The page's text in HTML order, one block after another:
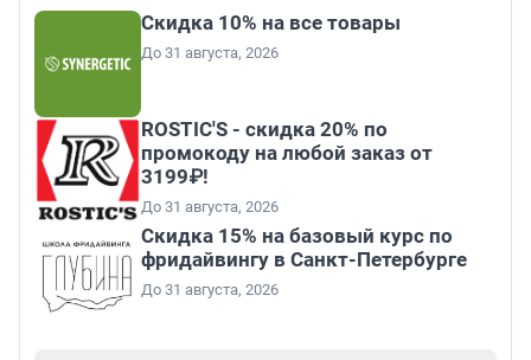
Скидка 10% на все товары
До 31 августа, 2026
ROSTIC'S - скидка 20% по
промокоду на любой заказ от
3199₽!
До 31 августа, 2026
Скидка 15% на базовый курс по
фридайвингу в Санкт-Петербурге
До 31 августа, 2026